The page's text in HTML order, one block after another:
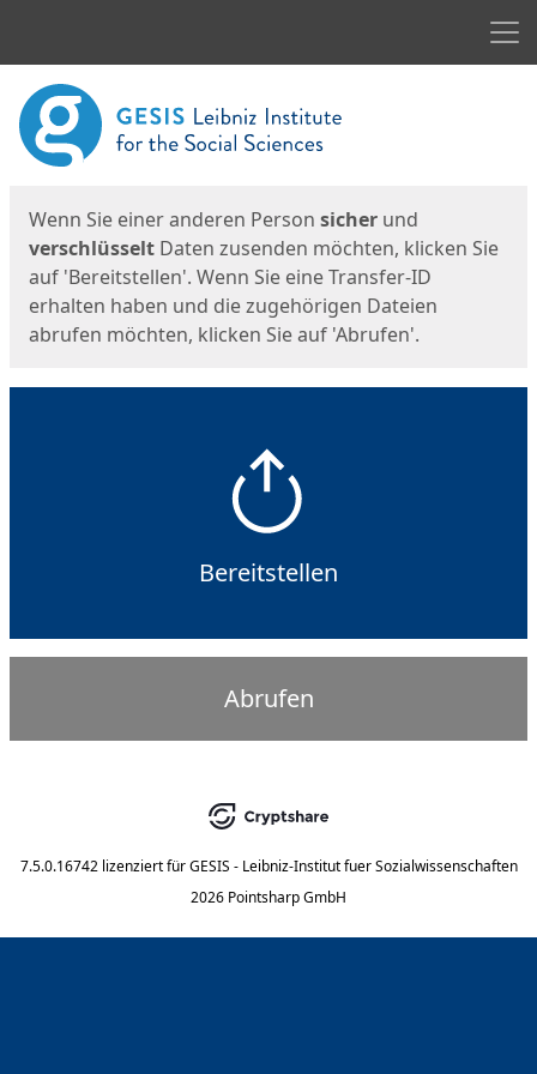
Start
Wenn Sie einer anderen Person sicher und
verschlüsselt Daten zusenden möchten, klicken Sie
auf 'Bereitstellen'. Wenn Sie eine Transfer-ID
erhalten haben und die zugehörigen Dateien
abrufen möchten, klicken Sie auf 'Abrufen'.
Bereitstellen
Abrufen
7.5.0.16742 lizenziert für GESIS - Leibniz-Institut fuer Sozialwissenschaften
2026 Pointsharp GmbH